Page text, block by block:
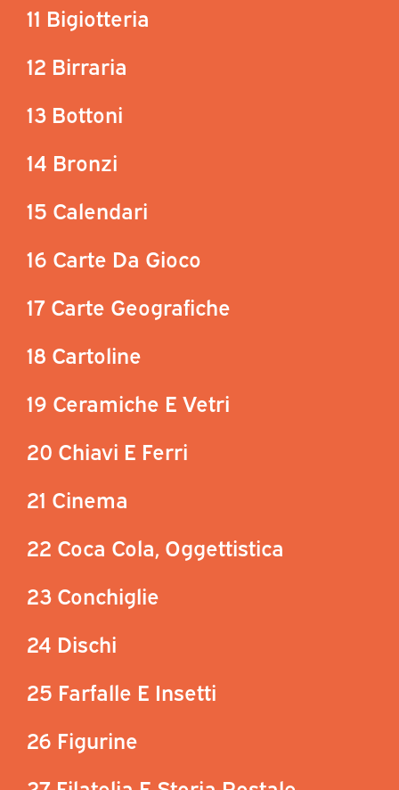
11 Bigiotteria
12 Birraria
13 Bottoni
14 Bronzi
15 Calendari
16 Carte Da Gioco
17 Carte Geografiche
18 Cartoline
19 Ceramiche E Vetri
20 Chiavi E Ferri
21 Cinema
22 Coca Cola, Oggettistica
23 Conchiglie
24 Dischi
25 Farfalle E Insetti
26 Figurine